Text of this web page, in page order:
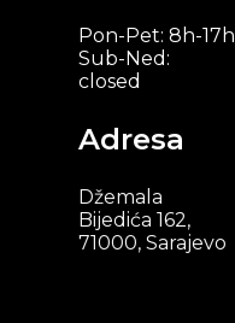
Pon-Pet: 8h-17h
Sub-Ned:
closed
Adresa
Džemala
Bijedića 162,
71000, Sarajevo